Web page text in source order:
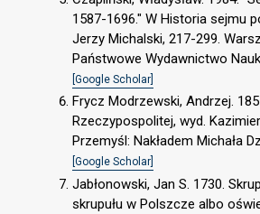
1587-1696." W Historia sejmu
Jerzy Michalski, 217-299.
Państwowe Wydawnictwo
[Google Scholar]
Frycz Modrzewski, Andrzej.
Rzeczypospolitej, wyd.
Przemyśl: Nakładem Michała
[Google Scholar]
Jabłonowski, Jan S. 1730.
skrupułu w Polszcze albo